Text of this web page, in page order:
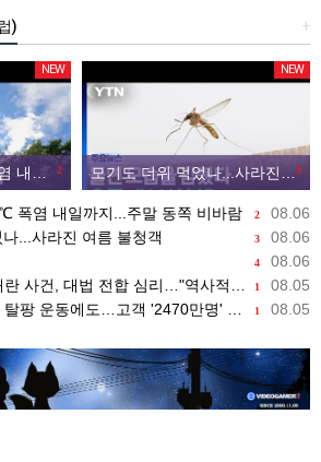
+
)
NEW
2
비바람
NEW
3
모기도 더위 먹었나...사라진 여름 불청객
2 08.06
폭염 내일까지...주말 동쪽 비바람
3 08.06
...사라진 여름 불청객
4 08.06
1 08.05
, 대법 전합 심리…"역사적 사법평가"(종합)
1 08.05
에도…고객 '2470만명' 원상 회복, "고물가에 돌팡"